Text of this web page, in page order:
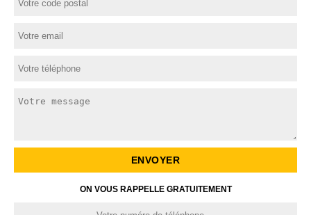
ON VOUS RAPPELLE GRATUITEMENT